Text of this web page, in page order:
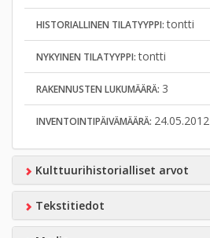
HISTORIALLINEN TILATYYPPI:tontti
NYKYINEN TILATYYPPI:tontti
RAKENNUSTEN LUKUMÄÄRÄ: 3
INVENTOINTIPÄIVÄMÄÄRÄ: 24.05.2012
Kulttuurihistorialliset arvot
Tekstitiedot